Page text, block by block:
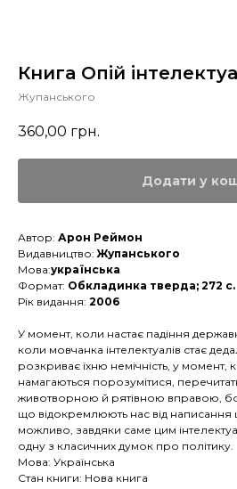
Книга Опій
Жупанського
360,00 грн.
Додати у
Автор: Арон Реймон
Видавництво: Жупанського
Мова:українська
Формат: Обкладинка тверда; 272 с.
Рік видання: 2006
У момент, коли настає падіння
коли мовчанка інтелектуалів стає
розкриває їхню немічність, у момент,
намагаються порозумітися,
животворною й рятівною вправою,
що відокремлюють нас від
можливо, завдяки саме цим
одну з класичних думок про політику.
Мова: Українська
Стан книги: Нова книга